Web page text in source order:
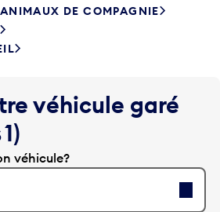
DE COMPAGNIE
véhicule garé
véhicule?